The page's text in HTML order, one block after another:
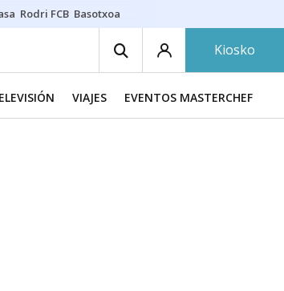
Rodri FCB Basotxoa
Kiosko
VIAJES EVENTOS MASTERCHEF